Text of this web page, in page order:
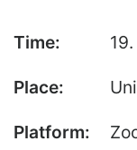
Fellows
Event
Time:
Place:
Platform: